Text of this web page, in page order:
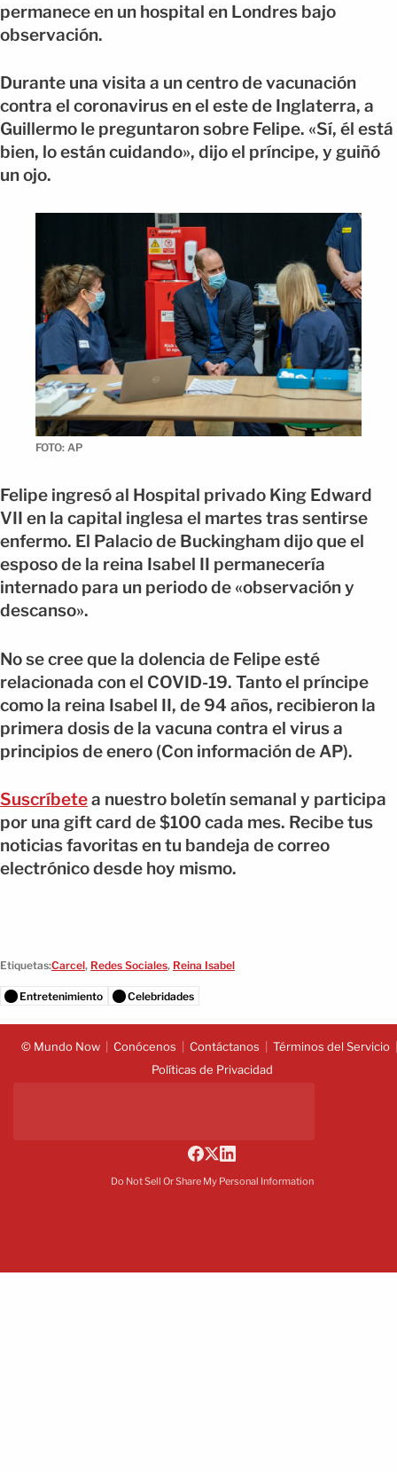
permanece en un hospital en Londres bajo
observación.
Durante una visita a un centro de vacunación
contra el coronavirus en el este de Inglaterra, a
Guillermo le preguntaron sobre Felipe. «Sí, él está
bien, lo están cuidando», dijo el príncipe, y guiñó
un ojo.
FOTO: AP
Felipe ingresó al Hospital privado King Edward
VII en la capital inglesa el martes tras sentirse
enfermo. El Palacio de Buckingham dijo que el
esposo de la reina Isabel II permanecería
internado para un periodo de «observación y
descanso».
No se cree que la dolencia de Felipe esté
relacionada con el COVID-19. Tanto el príncipe
como la reina Isabel II, de 94 años, recibieron la
primera dosis de la vacuna contra el virus a
principios de enero (Con información de AP).
Suscríbetea nuestro boletín semanal y participa
por una gift card de $100 cada mes. Recibe tus
noticias favoritas en tu bandeja de correo
electrónico desde hoy mismo.
Etiquetas:Carcel, Redes Sociales, Reina Isabel
Entretenimiento Celebridades
© Mundo Now Conócenos Contáctanos
Términos del Servicio
Políticas de Privacidad
Do Not Sell Or Share My Personal Information